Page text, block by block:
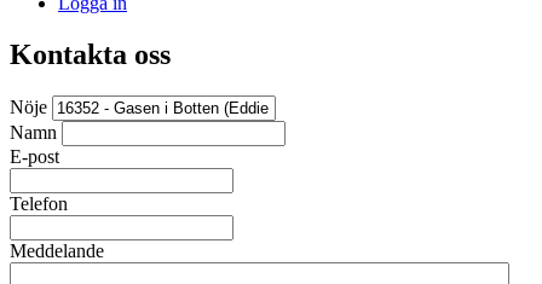
Kontakta oss
Nöje
Namn
E-post
Telefon
Meddelande